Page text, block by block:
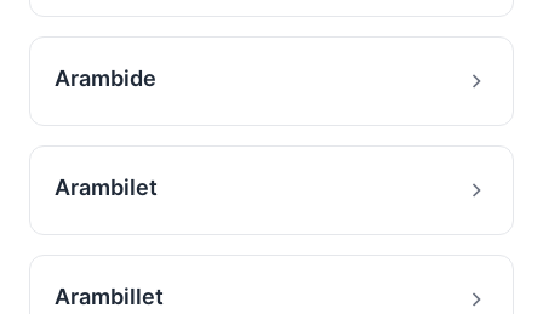
Arambide
Arambilet
Arambillet